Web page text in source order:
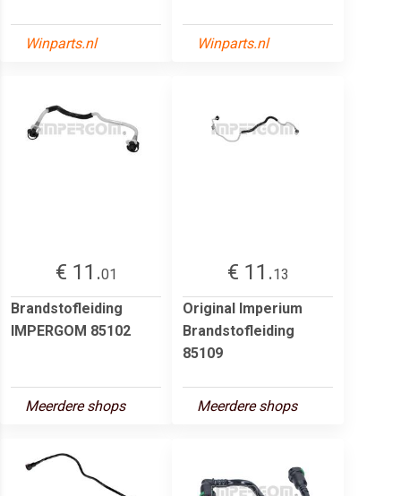
Winparts.nl Winparts.nl
€ 11.01
Brandstofleiding
IMPERGOM 85102
Meerdere shops
€ 11.13
Original Imperium
Brandstofleiding
85109
Meerdere shops